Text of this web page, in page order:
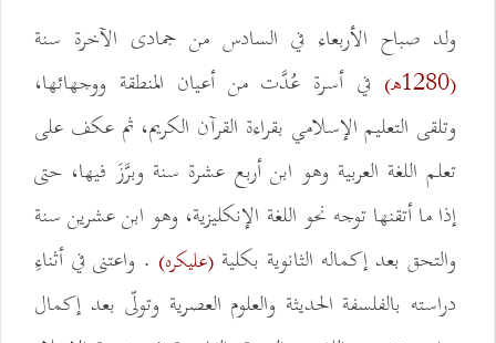
ولد صباح الأربعاء في السادس من جمادى الآخرة سنة
(1280هـ)
في أسرة عُدَّت من أعيان المنطقة ووجهائها،
وتلقى التعليم الإسلامي بقراءة القرآن الكريم، ثم عكف على
تعلم اللغة العربية وهو ابن أربع عشرة سنة وبرَّزَ فيها، حتى
إذا ما أتقنها توجه نحو اللغة الإنكليزية، وهو ابن عشرين سنة
والتحق بعد إكماله الثانوية بكلية (عليكره) . واعتنى في أثناءِ
دراسته بالفلسفة الحديثة والعلوم العصرية وتولّى بعد إكمال